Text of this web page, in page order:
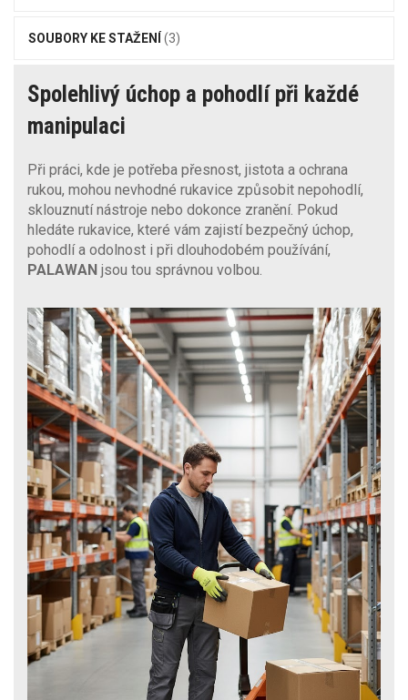
SOUBORY KE STAŽENÍ (3)
Spolehlivý úchop a pohodlí při každé
manipulaci
Při práci, kde je potřeba přesnost, jistota a ochrana
rukou, mohou nevhodné rukavice způsobit nepohodlí,
sklouznutí nástroje nebo dokonce zranění. Pokud
hledáte rukavice, které vám zajistí bezpečný úchop,
pohodlí a odolnost i při dlouhodobém používání,
PALAWAN jsou tou správnou volbou.